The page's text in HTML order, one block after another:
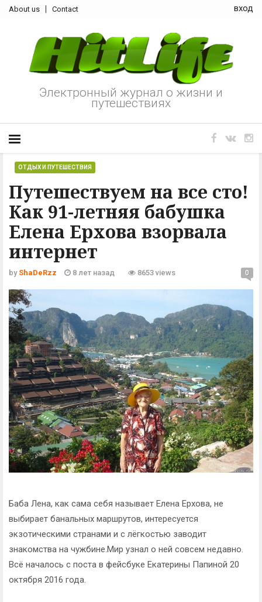
About us Contact вход
Электронный журнал о жизни и
путешествиях
Путешествуем на все сто!
Как 91-летняя бабушка
Елена Ерхова взорвала
интернет
ОТДЫХ И ПУТЕШЕСТВИЯ
by ShaDeRzz 8 лет назад 8653 views 0
Баба Лена, как сама себя называет Елена Ерхова, не
выбирает банальных маршрутов, интересуется
экзотическими странами и с лёгкостью заводит
знакомства на чужбине.Мир узнал о ней совсем недавно.
Всё началось с поста в фейсбуке Екатерины Папиной 20
октября 2016 года.